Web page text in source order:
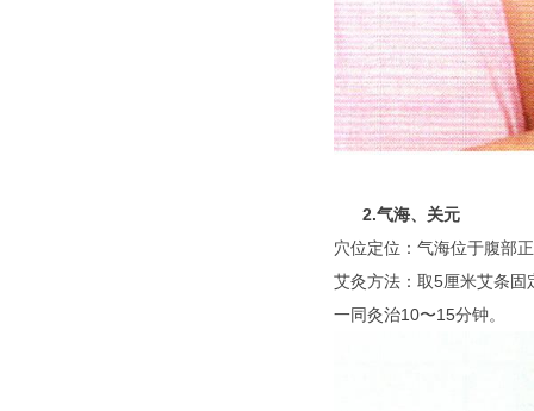
2.气海、关元
穴位定位：气海位于腹部
艾灸方法： 取5厘米艾条固
一同灸治10〜15分钟。